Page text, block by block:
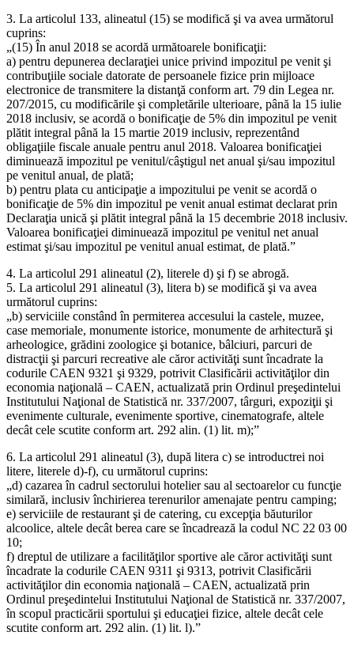
3. La articolul 133, alineatul (15) se modifică şi va avea următorul
cuprins:
„(15) În anul 2018 se acordă următoarele bonificaţii:
a) pentru depunerea declaraţiei unice privind impozitul pe venit şi
contribuţiile sociale datorate de persoanele fizice prin mijloace
electronice de transmitere la distanţă conform art. 79 din Legea nr.
207/2015, cu modificările şi completările ulterioare, până la 15 iulie
2018 inclusiv, se acordă o bonificaţie de 5% din impozitul pe venit
plătit integral până la 15 martie 2019 inclusiv, reprezentând
obligaţiile fiscale anuale pentru anul 2018. Valoarea bonificaţiei
diminuează impozitul pe venitul/câştigul net anual şi/sau impozitul
pe venitul anual, de plată;
b) pentru plata cu anticipaţie a impozitului pe venit se acordă o
bonificaţie de 5% din impozitul pe venit anual estimat declarat prin
Declaraţia unică şi plătit integral până la 15 decembrie 2018 inclusiv.
Valoarea bonificaţiei diminuează impozitul pe venitul net anual
estimat şi/sau impozitul pe venitul anual estimat, de plată.”
4. La articolul 291 alineatul (2), literele d) şi f) se abrogă.
5. La articolul 291 alineatul (3), litera b) se modifică şi va avea
următorul cuprins:
„b) serviciile constând în permiterea accesului la castele, muzee,
case memoriale, monumente istorice, monumente de arhitectură şi
arheologice, grădini zoologice şi botanice, bâlciuri, parcuri de
distracţii şi parcuri recreative ale căror activităţi sunt încadrate la
codurile CAEN 9321 şi 9329, potrivit Clasificării activităţilor din
economia naţională – CAEN, actualizată prin Ordinul preşedintelui
Institutului Naţional de Statistică nr. 337/2007, târguri, expoziţii şi
evenimente culturale, evenimente sportive, cinematografe, altele
decât cele scutite conform art. 292 alin. (1) lit. m);”
6. La articolul 291 alineatul (3), după litera c) se introductrei noi
litere, literele d)-f), cu următorul cuprins:
„d) cazarea în cadrul sectorului hotelier sau al sectoarelor cu funcţie
similară, inclusiv închirierea terenurilor amenajate pentru camping;
e) serviciile de restaurant şi de catering, cu excepţia băuturilor
alcoolice, altele decât berea care se încadrează la codul NC 22 03 00
10;
f) dreptul de utilizare a facilităţilor sportive ale căror activităţi sunt
încadrate la codurile CAEN 9311 şi 9313, potrivit Clasificării
activităţilor din economia naţională – CAEN, actualizată prin
Ordinul preşedintelui Institutului Naţional de Statistică nr. 337/2007,
în scopul practicării sportului şi educaţiei fizice, altele decât cele
scutite conform art. 292 alin. (1) lit. l).”